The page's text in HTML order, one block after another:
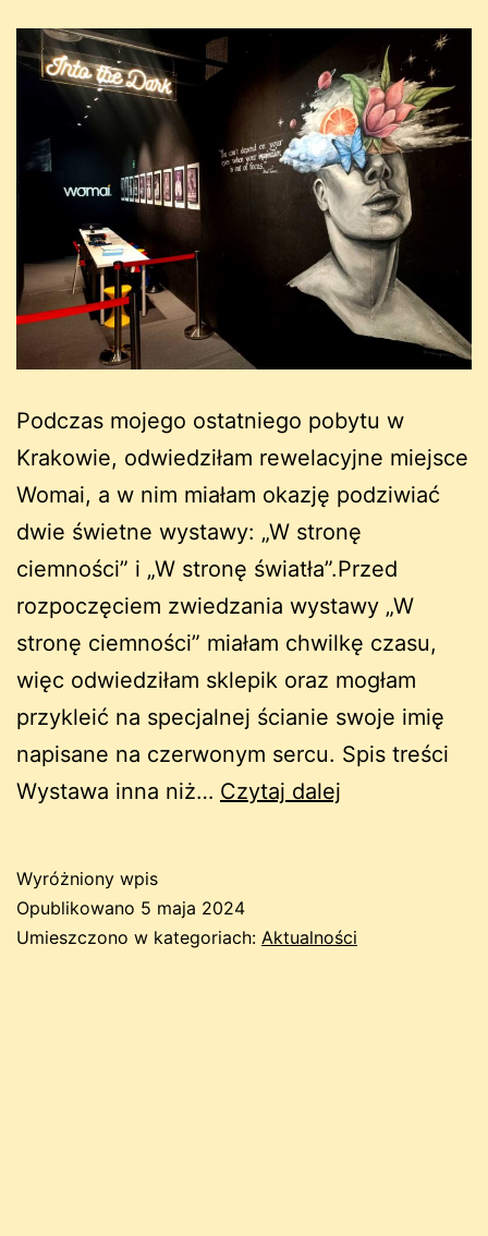
Podczas mojego ostatniego pobytu w
Krakowie, odwiedziłam rewelacyjne miejsce
Womai, a w nim miałam okazję podziwiać
dwie świetne wystawy: „W stronę
ciemności” i „W stronę światła”.Przed
rozpoczęciem zwiedzania wystawy „W
stronę ciemności” miałam chwilkę czasu,
więc odwiedziłam sklepik oraz mogłam
przykleić na specjalnej ścianie swoje imię
napisane na czerwonym sercu. Spis treści
Wystawa inna niż… Czytaj dalej
ciemności
Wyróżniony wpis
Opublikowano 5 maja 2024
Umieszczono w kategoriach: Aktualności